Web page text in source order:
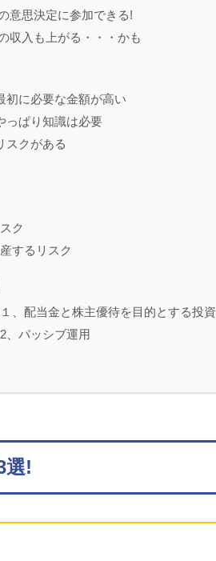
意思決定に参加できる!
収入も上がる・・・かも
初に必要な金額が高い
っぱり知識は必要
スクがある
ク
するリスク
、配当金と株主優待を目的とする投資
、パッシブ運用
選!